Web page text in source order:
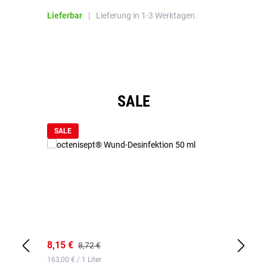
Lieferbar | Lieferung in 1-3 Werktagen.
SALE
SALE
8,15 € 8,72 €
163,00 € / 1 Liter